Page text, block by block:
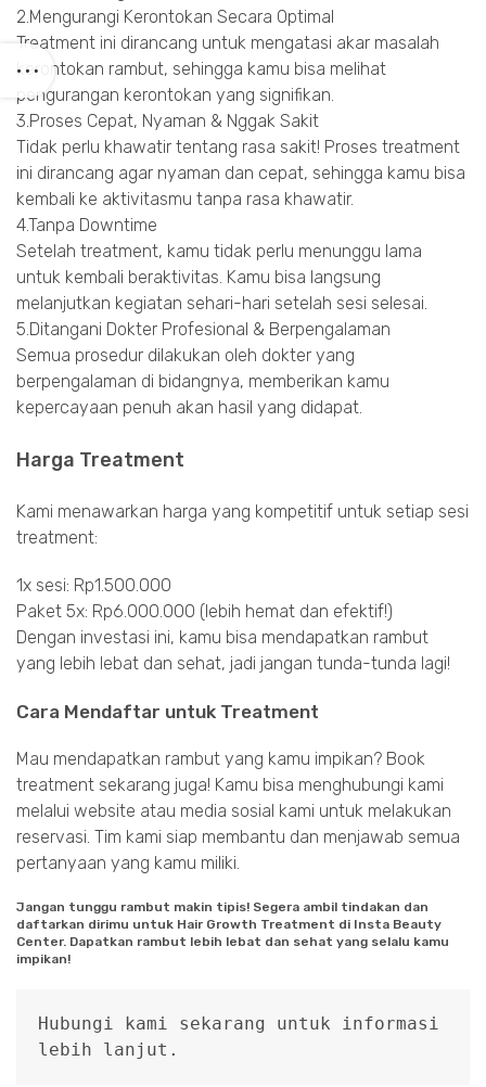
2.Mengurangi Kerontokan Secara Optimal
Treatment ini dirancang untuk mengatasi akar masalah
kerontokan rambut, sehingga kamu bisa melihat
pengurangan kerontokan yang signifikan.
3.Proses Cepat, Nyaman & Nggak Sakit
Tidak perlu khawatir tentang rasa sakit! Proses treatment
ini dirancang agar nyaman dan cepat, sehingga kamu bisa
kembali ke aktivitasmu tanpa rasa khawatir.
4.Tanpa Downtime
Setelah treatment, kamu tidak perlu menunggu lama
untuk kembali beraktivitas. Kamu bisa langsung
melanjutkan kegiatan sehari-hari setelah sesi selesai.
5.Ditangani Dokter Profesional & Berpengalaman
Semua prosedur dilakukan oleh dokter yang
berpengalaman di bidangnya, memberikan kamu
kepercayaan penuh akan hasil yang didapat.
Harga Treatment
Kami menawarkan harga yang kompetitif untuk setiap sesi
treatment:
1x sesi: Rp1.500.000
Paket 5x: Rp6.000.000 (lebih hemat dan efektif!)
Dengan investasi ini, kamu bisa mendapatkan rambut
yang lebih lebat dan sehat, jadi jangan tunda-tunda lagi!
Cara Mendaftar untuk Treatment
Mau mendapatkan rambut yang kamu impikan? Book
treatment sekarang juga! Kamu bisa menghubungi kami
melalui website atau media sosial kami untuk melakukan
reservasi. Tim kami siap membantu dan menjawab semua
pertanyaan yang kamu miliki.
Jangan tunggu rambut makin tipis! Segera ambil tindakan dan
daftarkan dirimu untuk Hair Growth Treatment di Insta Beauty
Center. Dapatkan rambut lebih lebat dan sehat yang selalu kamu
impikan!
Hubungi kami sekarang untuk informasi
lebih lanjut.